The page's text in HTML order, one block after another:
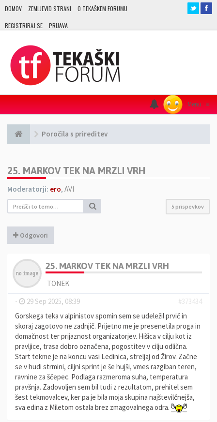
DOMOV ZEMLJEVID STRANI O TEKAŠKEM FORUMU
REGISTRIRAJ SE PRIJAVA
Menu ≡
Poročila s prireditev
25. MARKOV TEK NA MRZLI VRH
Moderatorji: ero, AVI
5 prispevkov
Odgovori
25. MARKOV TEK NA MRZLI VRH
TONEK
-
29 Sep 2025, 08:39
#373434
Gorskega teka v alpinistov spomin sem se udeležil prvič in
skoraj zagotovo ne zadnjič. Prijetno me je presenetila proga in
domačnost ter prijaznost organizatorjev. Hišica v cilju kot iz
pravljice, trasa dobro označena, pogostitev v cilju odlična.
Start tekme je na koncu vasi Ledinica, streljaj od Žirov. Začne
se v hudi strmini, ciljni sprint je še hujši, vmes razgiban teren,
ravnine za ščepec. Podlaga razmeroma suha, temperatura
pravšnja. Zadovoljen sem bil tudi z rezultatom, prehitel sem
šest tekmovalcev, ker pa je bila moja skupina najštevilčnejša,
sva edina z Miletom ostala brez zmagovalnega odra.